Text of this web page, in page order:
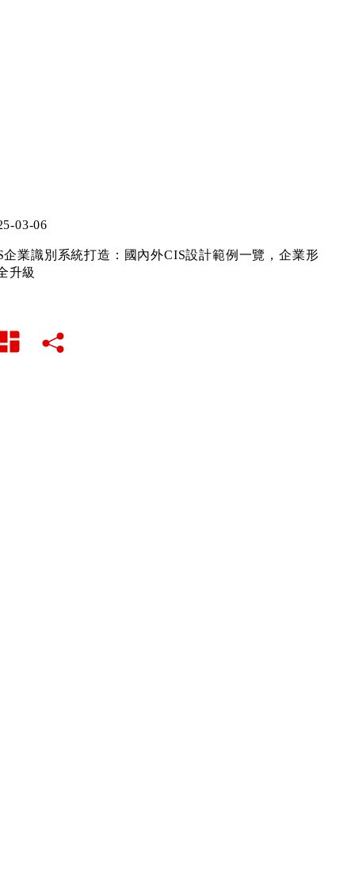
03-06
企業識別系統打造：國內外CIS設計範例一覽，企業形
升級